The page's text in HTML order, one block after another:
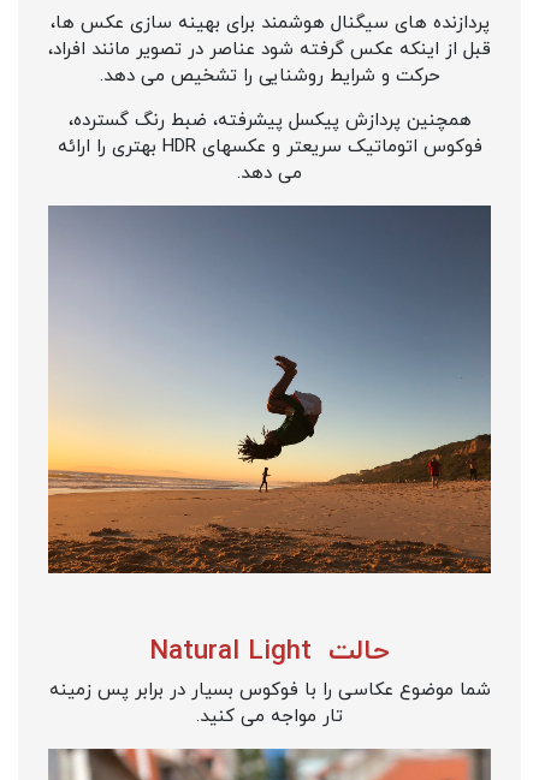
پردازنده های سیگنال هوشمند برای بهینه سازی عکس ها،
قبل از اینکه عکس گرفته شود عناصر در تصویر مانند افراد،
حرکت و شرایط روشنایی را تشخیص می دهد.
همچنین پردازش پیکسل پیشرفته، ضبط رنگ گسترده،
فوکوس اتوماتیک سریعتر و عکسهای HDR بهتری را ارائه
می دهد.
حالت Natural Light
شما موضوع عکاسی را با فوکوس بسیار در برابر پس زمینه
تار مواجه می کنید.